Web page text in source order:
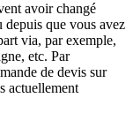
avoir changé
que vous avez
via, par exemple,
etc. Par
de devis sur
actuellement